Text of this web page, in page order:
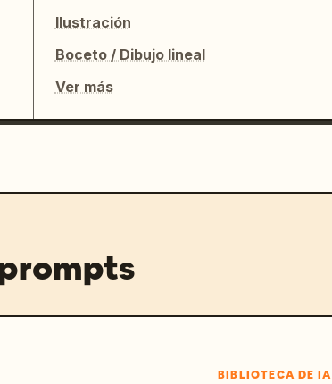
Ilustración
Boceto / Dibujo lineal
Ver más
BIBLIOTECA DE IA